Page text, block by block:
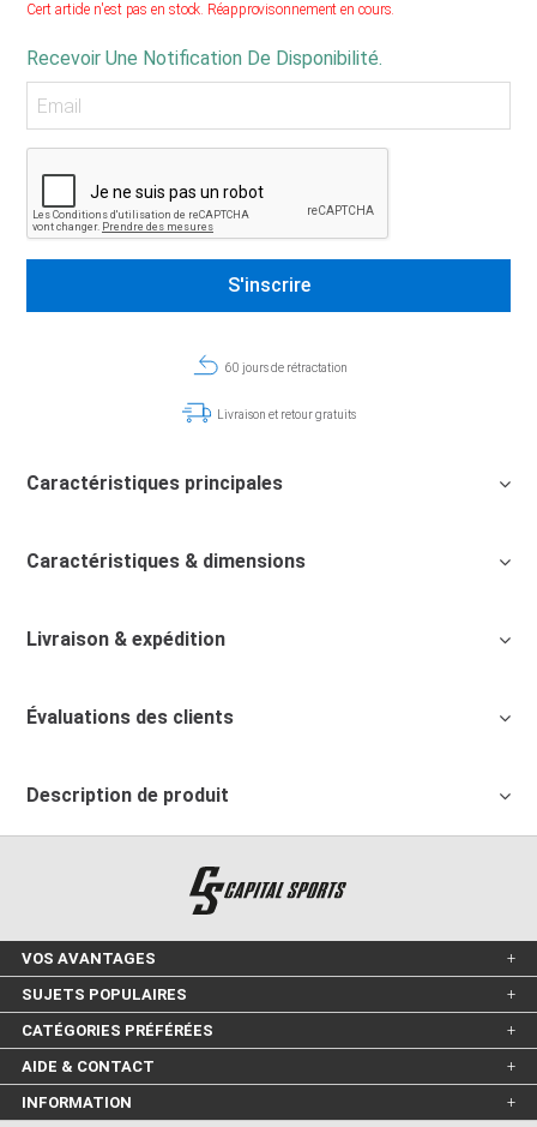
Cert article n'est pas en stock. Réapprovisonnement en cours.
Recevoir Une Notification De Disponibilité.
60 jours de rétractation
Livraison et retour gratuits
Caractéristiques principales
Caractéristiques & dimensions
Livraison & expédition
Évaluations des clients
Description de produit
VOS AVANTAGES
SUJETS POPULAIRES
CATÉGORIES PRÉFÉRÉES
AIDE & CONTACT
INFORMATION